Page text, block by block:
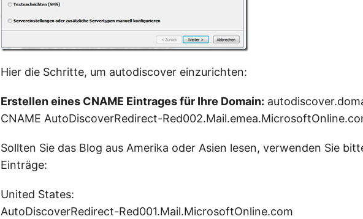
Hier die Schritte, um autodiscover einzurichten:
Erstellen eines CNAME Eintrages für Ihre Domain:
CNAME AutoDiscoverRedirect-
Sollten Sie das Blog aus Amerika oder Asien lesen, verwenden Sie
Einträge:
United States:
AutoDiscoverRedirect-Red001.Mail.MicrosoftOnline.com